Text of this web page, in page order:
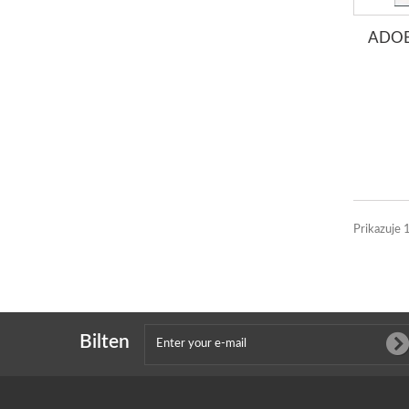
Prikazuje
Bilten